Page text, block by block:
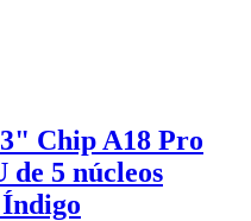
Chip A18 Pro
de 5 núcleos